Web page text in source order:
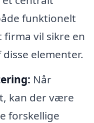
funktionelt
vil sikre en
elementer.
Når
kan der være
forskellige